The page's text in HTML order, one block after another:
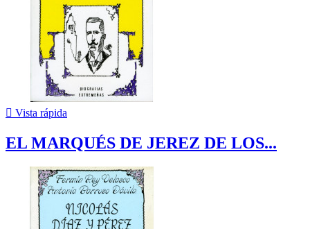
 Vista rápida
EL MARQUÉS DE JEREZ DE LOS...